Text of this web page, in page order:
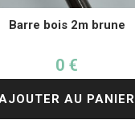
Barre bois 2m brune
0 €
AU PANIER